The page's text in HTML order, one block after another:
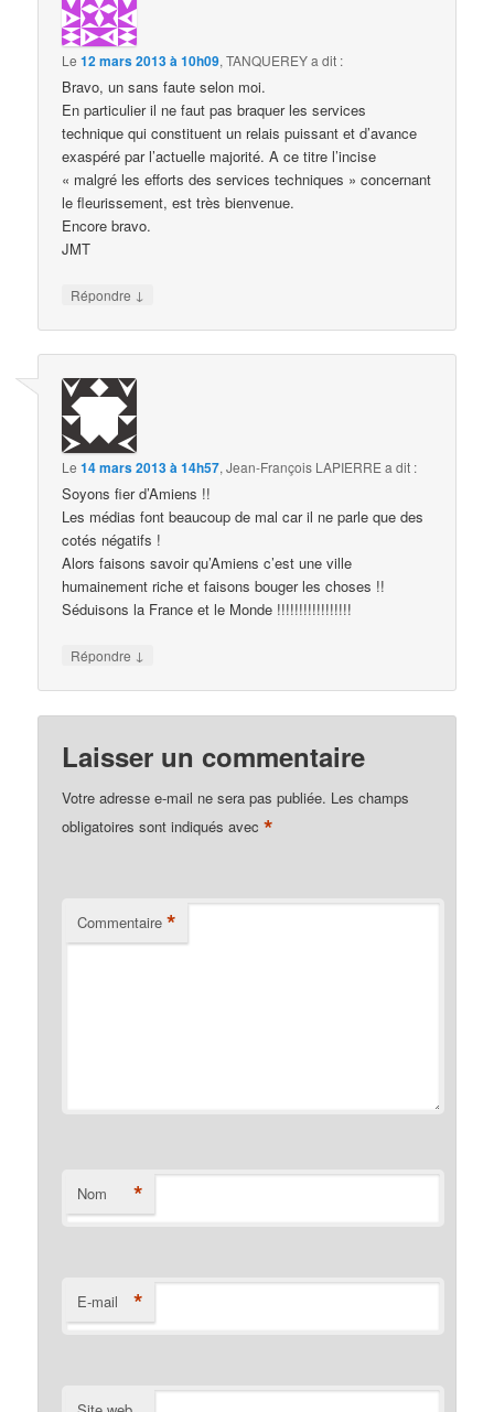
Le12 mars 2013 à 10h09,TANQUEREYa dit :
Bravo, un sans faute selon moi.
En particulier il ne faut pas braquer les services
technique qui constituent un relais puissant et d’avance
exaspéré par l’actuelle majorité. A ce titre l’incise
« malgré les efforts des services techniques » concernant
le fleurissement, est très bienvenue.
Encore bravo.
JMT
Répondre ↓
Le14 mars 2013 à 14h57,Jean-François LAPIERRE a dit :
Soyons fier d’Amiens !!
Les médias font beaucoup de mal car il ne parle que des
cotés négatifs !
Alors faisons savoir qu’Amiens c’est une ville
humainement riche et faisons bouger les choses !!
Séduisons la France et le Monde !!!!!!!!!!!!!!!!!
Répondre ↓
Laisser un commentaire
Votre adresse e-mail ne sera pas publiée. Les champs
obligatoires sont indiqués avec*
Commentaire *
Nom *
E-mail *